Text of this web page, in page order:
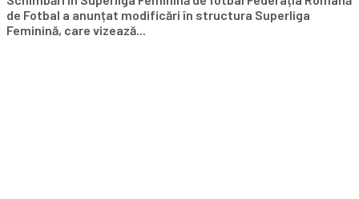
de Fotbal a anunțat modificări în structura Superliga
Feminină, care vizează...